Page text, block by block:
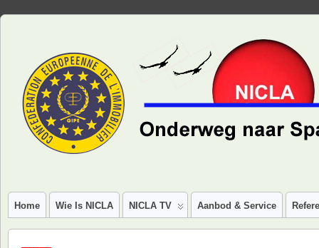
Home Wie Is NICLA NICLA TV Aanbod & Service